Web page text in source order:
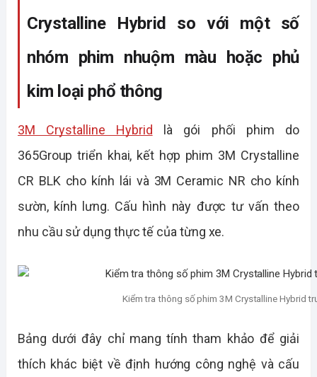
Crystalline Hybrid so với một số
nhóm phim nhuộm màu hoặc phủ
kim loại phổ thông
3M Crystalline Hybrid là gói phối phim do
365Group triển khai, kết hợp phim 3M Crystalline
CR BLK cho kính lái và 3M Ceramic NR cho kính
sườn, kính lưng. Cấu hình này được tư vấn theo
nhu cầu sử dụng thực tế của từng xe.
Kiểm tra thông số phim 3M Crystalline Hybrid
Bảng dưới đây chỉ mang tính tham khảo để giải
thích khác biệt về định hướng công nghệ và cấu